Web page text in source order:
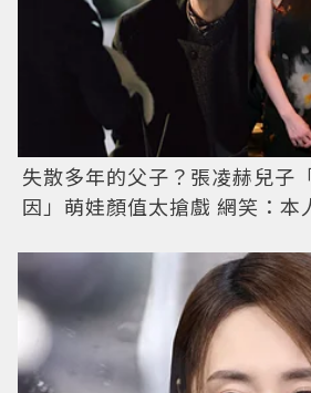
失散多年的父子？張凌赫兒子
因」萌娃顏值太搶戲 網笑：本